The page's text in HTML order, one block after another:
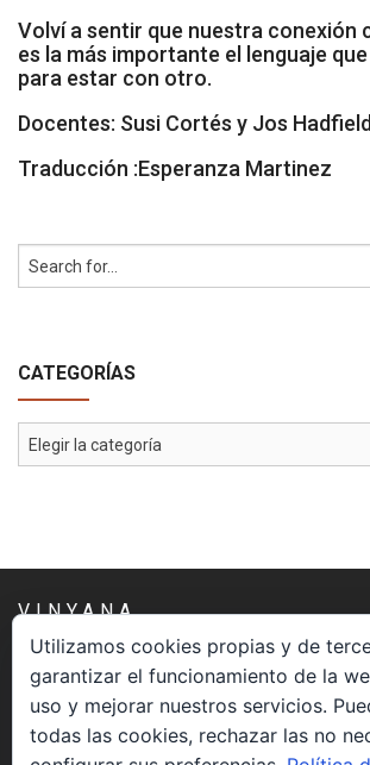
Volví a sentir que nuestra conexión
es la más importante el lenguaje
para estar con otro.
Docentes: Susi Cortés y Jos
Traducción :Esperanza Martinez
CATEGORÍAS
Categorías
VINYANA
Una asociación constituida sin ánimo de
es atender los aspectos espirituales
proceso vivir el morir.
Utilizamos cookies propias y de
garantizar el funcionamiento de la
uso y mejorar nuestros servicios.
todas las cookies, rechazar las no